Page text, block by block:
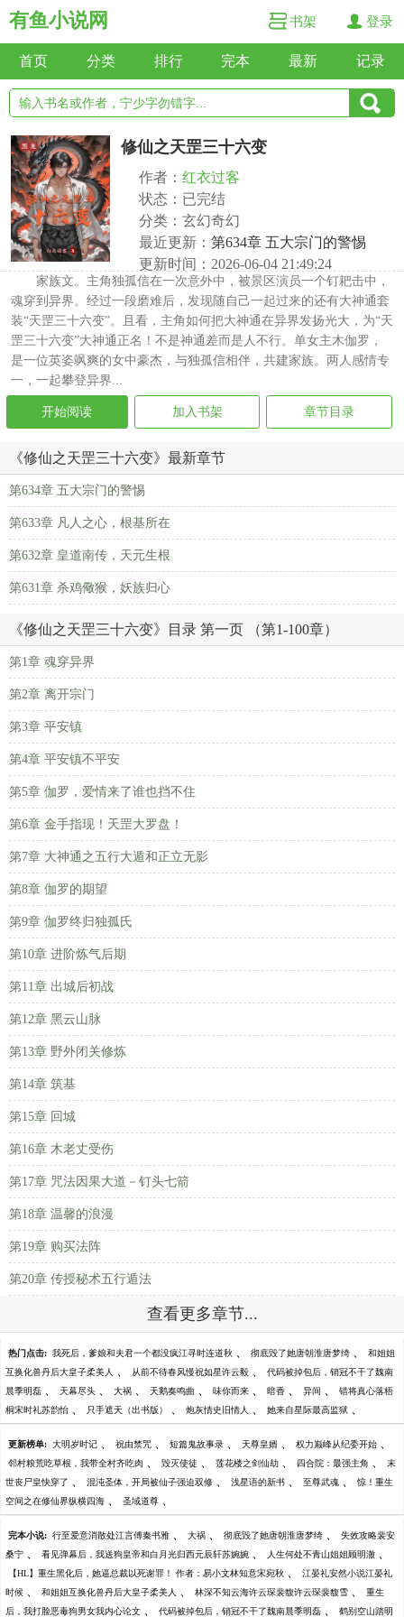
有鱼小说网 书架 登录
首页 分类 排行 完本 最新 记录
修仙之天罡三十六变
作者： 红衣过客
状态：已完结
分类：玄幻奇幻
最近更新： 第634章 五大宗门的警惕
更新时间：2026-06-04 21:49:24
家族文。主角独孤信在一次意外中，被景区演员一个钉耙击中，
魂穿到异界。经过一段磨难后，发现随自己一起过来的还有大神通套
装“天罡三十六变”。且看，主角如何把大神通在异界发扬光大，为“天
罡三十六变”大神通正名！不是神通差而是人不行。单女主木伽罗，
是一位英姿飒爽的女中豪杰，与独孤信相伴，共建家族。两人感情专
一，一起攀登异界...
开始阅读 加入书架 章节目录
《修仙之天罡三十六变》最新章节
第634章 五大宗门的警惕
第633章 凡人之心，根基所在
第632章 皇道南传，天元生根
第631章 杀鸡儆猴，妖族归心
《修仙之天罡三十六变》目录 第一页 （第1-100章）
第1章 魂穿异界
第2章 离开宗门
第3章 平安镇
第4章 平安镇不平安
第5章 伽罗，爱情来了谁也挡不住
第6章 金手指现！天罡大罗盘！
第7章 大神通之五行大遁和正立无影
第8章 伽罗的期望
第9章 伽罗终归独孤氏
第10章 进阶炼气后期
第11章 出城后初战
第12章 黑云山脉
第13章 野外闭关修炼
第14章 筑基
第15章 回城
第16章 木老丈受伤
第17章 咒法因果大道－钉头七箭
第18章 温馨的浪漫
第19章 购买法阵
第20章 传授秘术五行遁法
查看更多章节...
热门点击: 我死后，爹娘和夫君一个都没疯江寻时连道秋 、 彻底毁了她唐朝淮唐梦绮 、 和姐姐
互换化兽丹后大皇子柔美人 、 从前不待春风慢祝如星许云毅 、 代码被掉包后，销冠不干了魏南
晨季明磊 、 天幕尽头 、 大祸 、 天鹅奏鸣曲 、 味你而来 、 暗香 、 异间 、 错将真心落梧
桐宋时礼苏韵怡 、 只手遮天（出书版） 、 炮灰情史旧情人 、 她来自星际最高监狱 、
更新榜单: 大明岁时记 、 祝由禁咒 、 短篇鬼故事录 、 天尊皇婿 、 权力巅峰从纪委开始 、
邻村粮荒吃草根，我带全村齐吃肉 、 毁灭使徒 、 莲花楼之剑仙劫 、 四合院：最强主角 、 末
世丧尸皇快穿了 、 混沌圣体，开局被仙子强迫双修 、 浅星语的新书 、 至尊武魂 、 惊！重生
空间之在修仙界纵横四海 、 圣域道尊 、
完本小说: 行至爱意消散处江言傅秦书雅 、 大祸 、 彻底毁了她唐朝淮唐梦绮 、 失效攻略裴安
桑宁 、 看见弹幕后，我送狗皇帝和白月光归西元辰轩苏婉婉 、 人生何处不青山姐姐顾明澈 、
【HL】重生黑化后，她逼总裁以死谢罪！ 作者：易小文林知意宋宛秋 、 江晏礼安然小说江晏礼
时候 、 和姐姐互换化兽丹后大皇子柔美人 、 林深不知云海许云琛裴馥许云琛裴馥雪 、 重生
后，我打脸恶毒狗男女我内心论文 、 代码被掉包后，销冠不干了魏南晨季明磊 、 鹤别空山踏明